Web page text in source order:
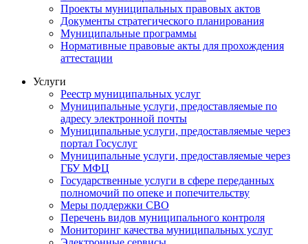
Проекты муниципальных правовых актов
Документы стратегического планирования
Муниципальные программы
Нормативные правовые акты для прохождения
аттестации
Услуги
Реестр муниципальных услуг
Муниципальные услуги, предоставляемые по
адресу электронной почты
Муниципальные услуги, предоставляемые через
портал Госуслуг
Муниципальные услуги, предоставляемые через
ГБУ МФЦ
Государственные услуги в сфере переданных
полномочий по опеке и попечительству
Меры поддержки СВО
Перечень видов муниципального контроля
Мониторинг качества муниципальных услуг